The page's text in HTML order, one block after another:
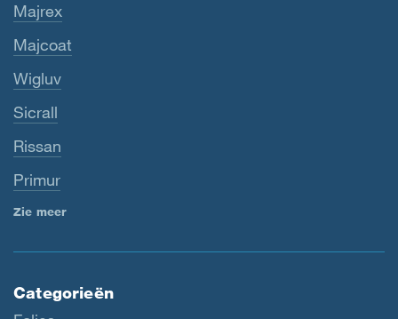
Majrex
Majcoat
Wigluv
Sicrall
Rissan
Primur
Zie meer
Categorieën